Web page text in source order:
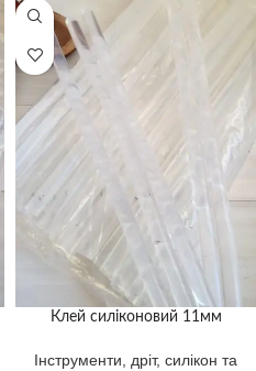
Клей силіконовий 11мм
Інструменти, дріт, силікон та